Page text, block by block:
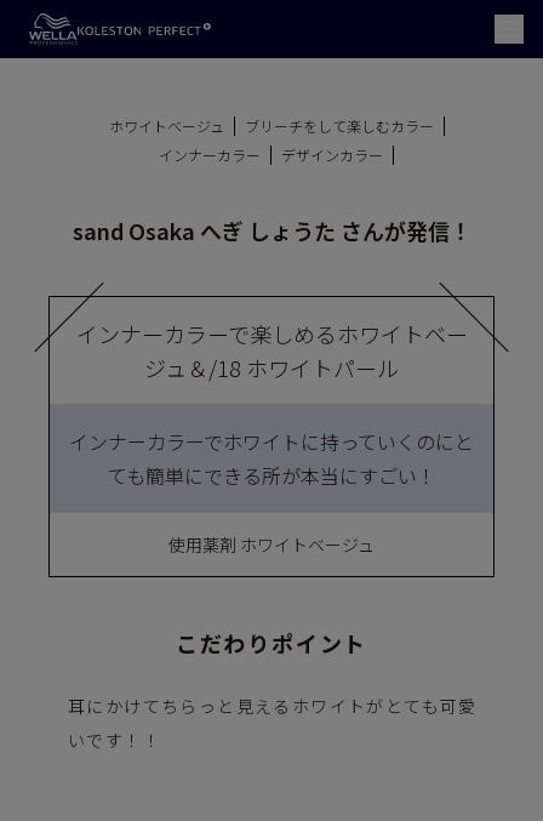
ホワイトベージュ
ブリーチをして楽しむカラー
インナーカラー
デザインカラー
sand Osaka へぎ しょうた さんが発信！
インナーカラーで楽しめるホワイトベー
ジュ＆/18 ホワイトパール
インナーカラーでホワイトに持っていくのにと
ても簡単にできる所が本当にすごい！
使用薬剤 ホワイトベージュ
こだわりポイント
耳にかけてちらっと見えるホワイトがとても可愛
いです！！